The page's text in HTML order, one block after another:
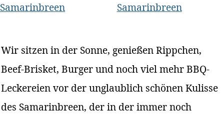
Wir sitzen in der Sonne, genießen Rippchen,
Beef-Brisket, Burger und noch viel mehr BBQ-
Leckereien vor der unglaublich schönen Kulisse
des Samarinbreen, der in der immer noch